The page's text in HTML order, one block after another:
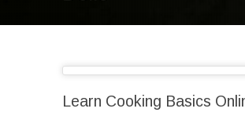
Learn Cooking Basics